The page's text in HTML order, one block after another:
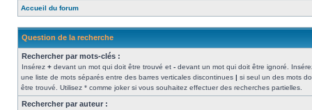
Accueil du forum
Question de la recherche
Rechercher par mots-clés :
Insérez + devant un mot qui doit être trouvé et - devant un mot qui doit être ignoré.
une liste de mots séparés entre des barres verticales discontinues | si seul un des mots
être trouvé. Utilisez * comme joker si vous souhaitez effectuer des recherches partielles.
Rechercher par auteur :